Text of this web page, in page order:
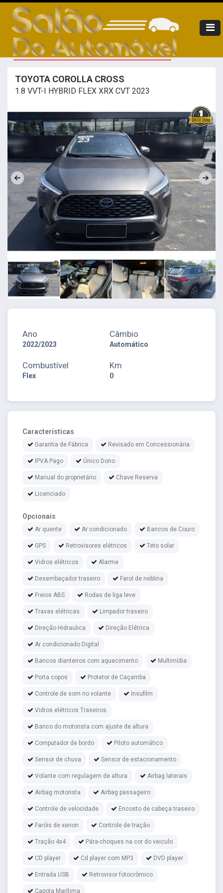
TOYOTA COROLLA CROSS
1.8 VVT-I HYBRID FLEX XRX CVT 2023
Ano
2022/2023
Câmbio
Automático
Combustível
Flex
Km
0
Características
Garantia de Fábrica Revisado em Concessionária
IPVA Pago Único Dono
Manual do proprietário Chave Reserva
Licenciado
Opcionais
Ar quente Ar condicionado Bancos de Couro
GPS Retrovisores elétricos Teto solar
Vidros elétricos Alarme
Desembaçador traseiro Farol de neblina
Freios ABS Rodas de liga leve
Travas elétricas Limpador traseiro
Direção Hidraulica Direção Elétrica
Ar condicionado Digital
Bancos dianteiros com aquecimento Multimídia
Porta copos Protetor de Caçamba
Controle de som no volante Insufilm
Vidros elétricos Traseiros
Banco do motorista com ajuste de altura
Computador de bordo Piloto automático
Sensor de chuva Sensor de estacionamento
Volante com regulagem de altura Airbag laterais
Airbag motorista Airbag passageiro
Controle de velocidade Encosto de cabeça traseiro
Faróis de xenon Controle de tração
Tração 4x4 Pára-choques na cor do veiculo
CD player Cd player com MP3 DVD player
Entrada USB Retrovisor fotocrômico
Capota Marítima